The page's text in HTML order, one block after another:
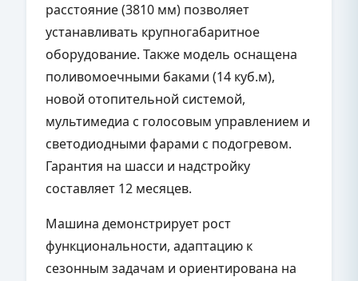
расстояние (3810 мм) позволяет
устанавливать крупногабаритное
оборудование. Также модель оснащена
поливомоечными баками (14 куб.м),
новой отопительной системой,
мультимедиа с голосовым управлением и
светодиодными фарами с подогревом.
Гарантия на шасси и надстройку
составляет 12 месяцев.
Машина демонстрирует рост
функциональности, адаптацию к
сезонным задачам и ориентирована на